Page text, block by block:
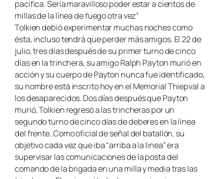
pacífica. Sería maravilloso poder estar a cientos de
millas de la línea de fuego otra vez”
Tolkien debió experimentar muchas noches como
ésta, incluso tendrá que perder más amigos. El 22 de
julio, tres días después de su primer turno de cinco
días en la trinchera, su amigo Ralph Payton murió en
acción y su cuerpo de Payton nunca fue identificado,
su nombre está inscrito hoy en el Memorial Thiepval a
los desaparecidos. Dos días después que Payton
murió, Tolkien regresó a las trincheras por un
segundo turno de cinco días de deberes en la línea
del frente. Como oficial de señal del batallón, su
objetivo cada vez que iba “arriba a la linea” era
supervisar las comunicaciones de la posta del
comando de la brigada en una milla y media tras las